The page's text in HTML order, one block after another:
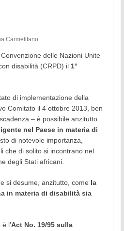
Carmelitano
delle Nazioni Unite
disabilità (CRPD) il 1°
di implementazione della
Comitato il 4 ottobre 2013, ben
– è possibile anzitutto
nel Paese in materia di
di notevole importanza,
che di solito si incontrano nel
degli Stati africani.
si desume, anzitutto, come la
in materia di disabilità sia
l’Act No. 19/95 sulla